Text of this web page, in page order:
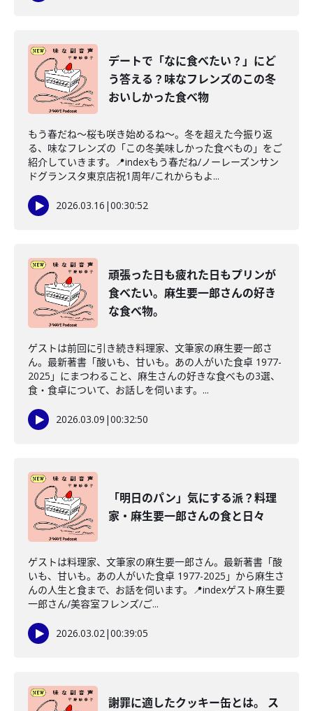
デートで「なに食べたい？」にど
う答える？味なフレンズのこの冬
おいしかった食べ物
もう春だね〜桜も咲き始めるね〜。冬を超えた今振り返
る、味なフレンズの「この冬美味しかった食べもの」をご
紹介していきます。📍indexもう春だね/ノーレーズンサン
ドグランスタ東京店祝1周年/これからもよ...
2026.03.16 |00:30:52
頑張った日も疲れた日もプリンが
食べたい。麻生要一郎さんの好き
な食べ物。
ゲストは前回に引き続き料理家、文筆家の麻生要一郎さ
ん。最新著書「酸いも、甘いも。あの人がいた食卓 1977-
2025」にまつわること、麻生さんの好きな食べもの3選、
食・食卓について、お話しを伺います。...
2026.03.09 |00:32:50
「明日のパン」気にする派？料理
家・麻生要一郎さんの食と日々
ゲストは料理家、文筆家の麻生要一郎さん。最新著書「酸
いも、甘いも。あの人がいた食卓 1977-2025」から麻生さ
んの人生と食まで、お話を伺います。📍indexゲスト麻生要
一郎さん/美容室フレンズ/ご...
2026.03.02|00:39:05
謝罪に適したクッキー缶とは。 ス